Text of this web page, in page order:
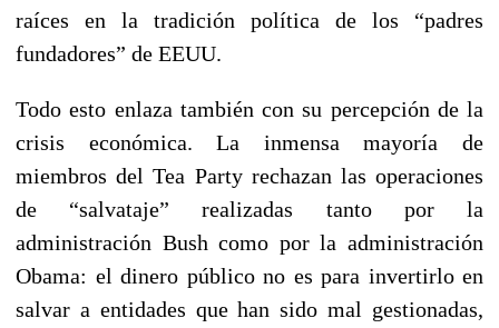
raíces en la tradición política de los “padres
fundadores” de EEUU.
Todo esto enlaza también con su percepción de la
crisis económica. La inmensa mayoría de
miembros del Tea Party rechazan las operaciones
de “salvataje” realizadas tanto por la
administración Bush como por la administración
Obama: el dinero público no es para invertirlo en
salvar a entidades que han sido mal gestionadas,